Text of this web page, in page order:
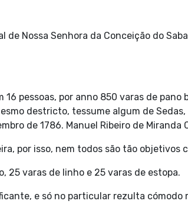
Nossa Senhora da Conceição do
pessoas, por anno 850 varas de pano
destricto, tessume algum de
de 1786. Manuel Ribeiro de Miranda
por isso, nem todos são tão objetivos
25 varas de linho e 25 varas de estopa.
e só no particular rezulta cómodo